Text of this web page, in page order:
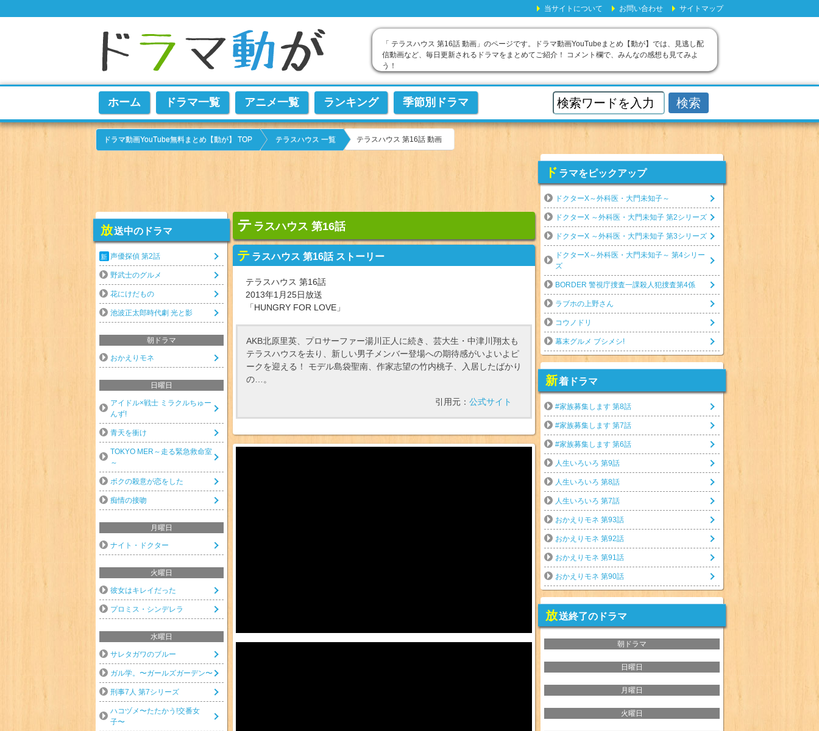
「 テラスハウス 第16話 動画」のページです。ドラマ動画YouTubeまとめ【動が】では、見逃し配
信動画など、毎日更新されるドラマをまとめてご紹介！ コメント欄で、みんなの感想も見てみよ
う！
ホーム ドラマ一覧 アニメ一覧 ランキング 季節別ドラマ
ドラマ動画YouTube無料まとめ【動が】 TOP テラスハウス 一覧 テラスハウス 第16話 動画
テ ラスハウス 第16話
テ ラスハウス 第16話 ストーリー
テラスハウス 第16話
2013年1月25日放送
「HUNGRY FOR LOVE」
AKB北原里英、プロサーファー湯川正人に続き、芸大生・中津川翔太も
テラスハウスを去り、新しい男子メンバー登場への期待感がいよいよピ
ークを迎える！ モデル島袋聖南、作家志望の竹内桃子、入居したばかり
の…。
引用元： 公式サイト
放送中のドラマ
声優探偵 第2話
野武士のグルメ
花にけだもの
池波正太郎時代劇 光と影
朝ドラマ
おかえりモネ
日曜日
アイドル×戦士 ミラクルちゅー
んず!
青天を衝け
TOKYO MER～走る緊急救命室
～
ボクの殺意が恋をした
痴情の接吻
月曜日
ナイト・ドクター
火曜日
彼女はキレイだった
プロミス・シンデレラ
水曜日
サレタガワのブルー
ガル学。〜ガールズガーデン〜
刑事7人 第7シリーズ
ハコヅメ〜たたかう!交番女
子〜
ド ラマをピックアップ
ドクターX～外科医・大門未知子～
ドクターX ～外科医・大門未知子 第2シリーズ
ドクターX ～外科医・大門未知子 第3シリーズ
ドクターX～外科医・大門未知子～ 第4シリー
ズ
BORDER 警視庁捜査一課殺人犯捜査第4係
ラブホの上野さん
コウノドリ
幕末グルメ ブシメシ!
新着ドラマ
#家族募集します 第8話
#家族募集します 第7話
#家族募集します 第6話
人生いろいろ 第9話
人生いろいろ 第8話
人生いろいろ 第7話
おかえりモネ 第93話
おかえりモネ 第92話
おかえりモネ 第91話
おかえりモネ 第90話
放送終了のドラマ
朝ドラマ
日曜日
月曜日
火曜日
当サイトについて お問い合わせ サイトマップ